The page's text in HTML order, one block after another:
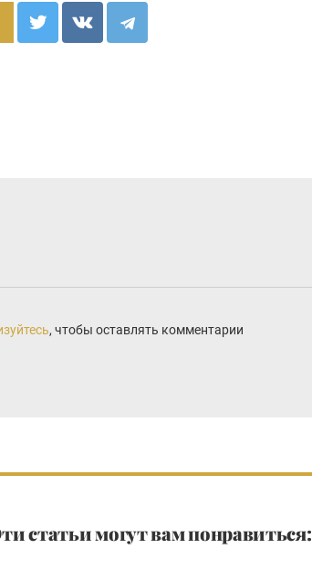
, чтобы оставлять комментарии
статьи могут вам понравиться: